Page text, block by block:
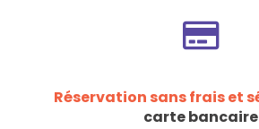
Réservation sans frais et
carte bancaire